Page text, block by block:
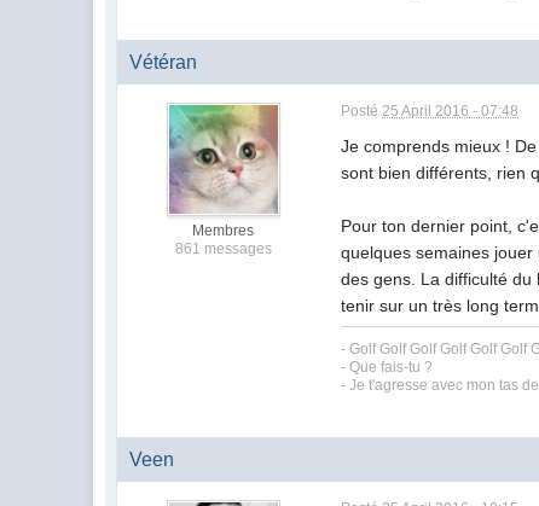
Vétéran
Membres
861 messages
Posté25 April 2016 - 07:48
Je comprends mieux !
sont bien différents, rien
Pour ton dernier point,
quelques semaines
des gens. La difficulté
tenir sur un très long
- Golf Golf Golf Golf Golf Golf
- Que fais-tu ?
- Je t'agresse avec mon tas
Veen